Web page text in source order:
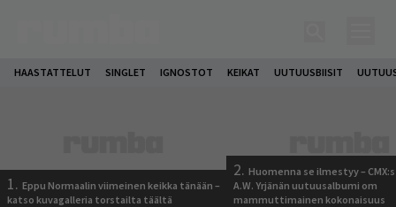
HAASTATTELUT SINGLET IGNOSTOT KEIKAT UUTUUSBIISIT
1. Eppu Normaalin viimeinen keikka tänään –
katso kuvagalleria torstailta täältä
2. Huomenna se ilmestyy –
A.W. Yrjänän uutuusalbumi om
mammuttimainen kokonaisuus